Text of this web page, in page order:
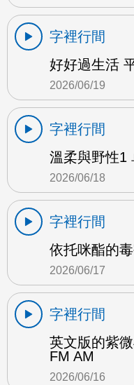
字裡行間
好好過生活
2026/06/19
字裡行間
溫柔與野性1
2026/06/18
字裡行間
依托咪酯的
2026/06/17
字裡行間
英文版的紫
FM AM
2026/06/16